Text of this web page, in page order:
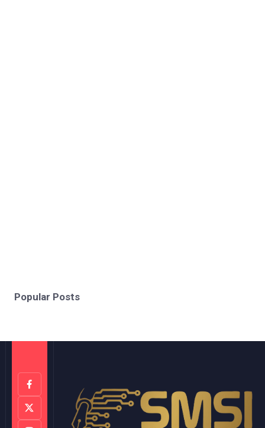
Popular Posts